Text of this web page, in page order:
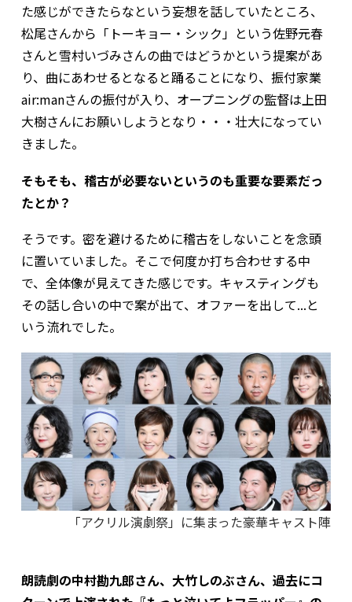
た感じができたらなという妄想を話していたところ、
松尾さんから「トーキョー・シック」という佐野元春
さんと雪村いづみさんの曲ではどうかという提案があ
り、曲にあわせるとなると踊ることになり、振付家業
air:manさんの振付が入り、オープニングの監督は上田
大樹さんにお願いしようとなり・・・壮大になってい
きました。
――そもそも、稽古が必要ないというのも重要な要素だっ
たとか？
そうです。密を避けるために稽古をしないことを念頭
に置いていました。そこで何度か打ち合わせする中
で、全体像が見えてきた感じです。キャスティングも
その話し合いの中で案が出て、オファーを出して...と
いう流れでした。
「アクリル演劇祭」に集まった豪華キャスト陣
――朗読劇の中村勘九郎さん、大竹しのぶさん、過去にコ